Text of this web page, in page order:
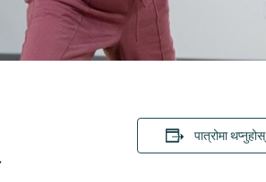
पात्रोमा थप्नुहोस्